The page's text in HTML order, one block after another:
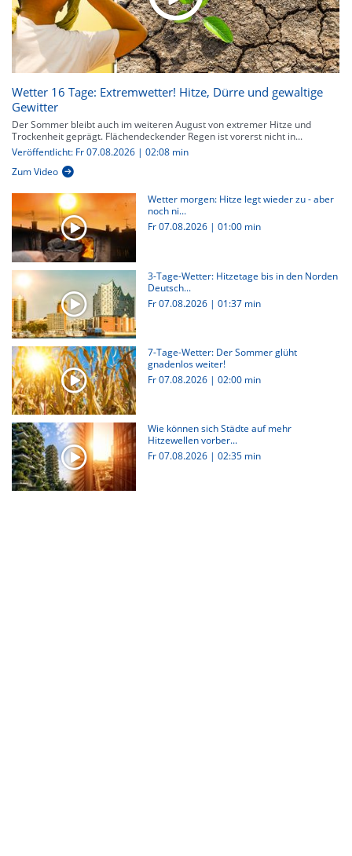
Wetter 16 Tage: Extremwetter! Hitze, Dürre und gewaltige
Gewitter
Der Sommer bleibt auch im weiteren August von extremer Hitze und
Trockenheit geprägt. Flächendeckender Regen ist vorerst nicht in...
Veröffentlicht: Fr 07.08.2026 | 02:08 min
Zum Video
Wetter morgen: Hitze legt wieder zu - aber
noch ni...
Fr 07.08.2026 | 01:00 min
3-Tage-Wetter: Hitzetage bis in den Norden
Deutsch...
Fr 07.08.2026 | 01:37 min
7-Tage-Wetter: Der Sommer glüht
gnadenlos weiter!
Fr 07.08.2026 | 02:00 min
Wie können sich Städte auf mehr
Hitzewellen vorber...
Fr 07.08.2026 | 02:35 min